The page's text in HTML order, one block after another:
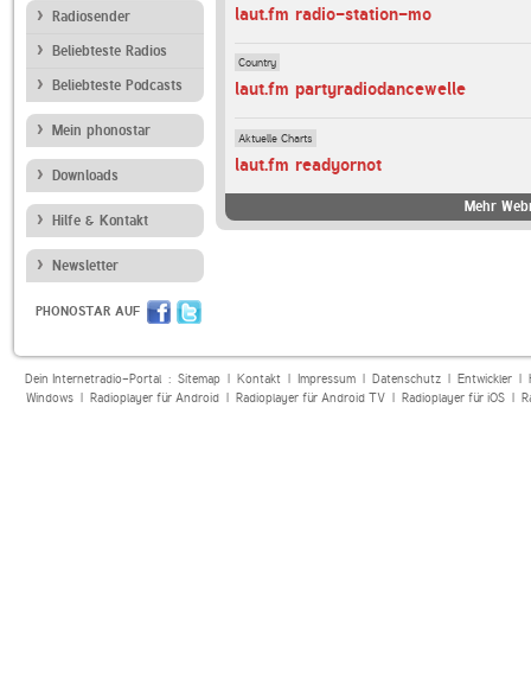
Radiosender
Beliebteste Radios
Beliebteste Podcasts
Mein phonostar
Downloads
Hilfe & Kontakt
Newsletter
PHONOSTAR AUF
laut.fm radio-station-mo
Country
laut.fm partyradiodancewelle
Aktuelle Charts
laut.fm readyornot
Mehr
Dein Internetradio-Portal : Sitemap| Kontakt| Impressum| Datenschutz| Entwickler|
Windows| Radioplayer für Android| Radioplayer für Android TV| Radioplayer für iOS|